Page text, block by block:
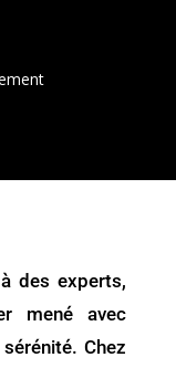
des experts,
mené avec
Chez